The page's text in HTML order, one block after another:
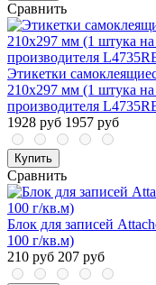
Сравнить
Этикетки
210x297 мм (1 штука
производителя
1928 руб 1957 руб
Купить
Сравнить
Блок для записей
100 г/кв.м)
210 руб 207 руб